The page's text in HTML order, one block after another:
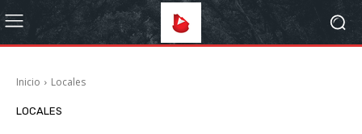
Inicio Locales
LOCALES